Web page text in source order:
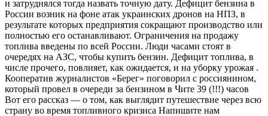
и затруднялся тогда назвать точную дату. Дефицит бензина в
России возник на фоне атак украинских дронов на НПЗ, в
результате которых предприятия сокращают производство или
полностью его останавливают. Ограничения на продажу
топлива введены по всей России. Люди часами стоят в
очередях на АЗС, чтобы купить бензин. Дефицит топлива, в
числе прочего, повлияет, как ожидается, и на уборку урожая .
Кооператив журналистов «Берег» поговорил с россиянином,
который провел в очереди за бензином в Чите 39 (!!!) часов
Вот его рассказ — о том, как выглядит путешествие через всю
страну во время топливного кризиса Напишите нам